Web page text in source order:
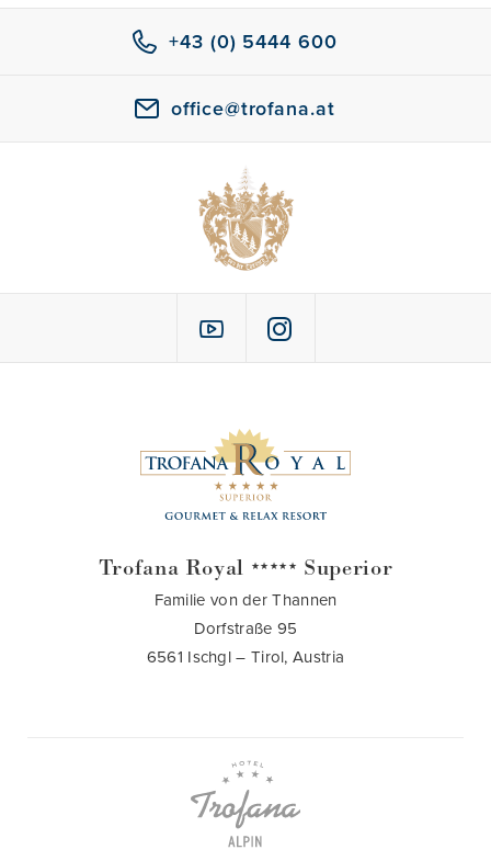
+43 (0) 5444 600
office@trofana.at
Trofana Royal ★★★★★ Superior
Familie von der Thannen
Dorfstraße 95
6561 Ischgl – Tirol, Austria